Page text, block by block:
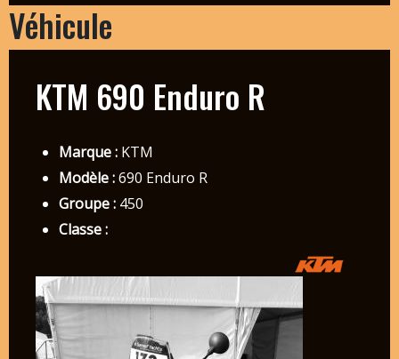
Véhicule
KTM 690 Enduro R
Marque :KTM
Modèle :690 Enduro R
Groupe :450
Classe :